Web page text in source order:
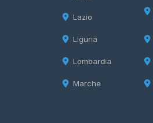
Lazio
Liguria
Lombardia
Marche